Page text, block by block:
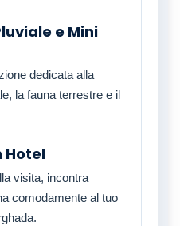
e Mini
dedicata alla
la fauna terrestre e il
Hotel
visita, incontra
comodamente al tuo